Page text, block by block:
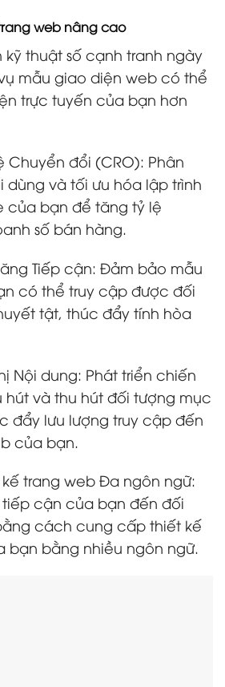
web nâng cao
kỹ thuật số cạnh tranh ngày
mẫu giao diện web có thể
trực tuyến của bạn hơn
Chuyển đổi (CRO): Phân
dùng và tối ưu hóa lập trình
của bạn để tăng tỷ lệ
số bán hàng.
Tiếp cận: Đảm bảo mẫu
có thể truy cập được đối
tật, thúc đẩy tính hòa
Nội dung: Phát triển chiến
hút và thu hút đối tượng mục
đẩy lưu lượng truy cập đến
của bạn.
trang web Đa ngôn ngữ:
cận của bạn đến đối
cách cung cấp thiết kế
bạn bằng nhiều ngôn ngữ.